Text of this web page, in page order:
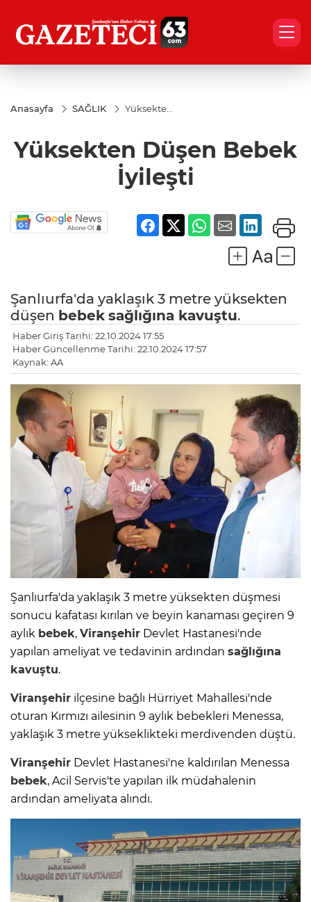
Anasayfa SAĞLIK
Yüksekten
İyileşti
Yüksekten Düşen Bebek
İyileşti
Şanlıurfa'da yaklaşık 3 metre yüksekten
düşen bebek sağlığına kavuştu.
Haber Giriş Tarihi: 22.10.2024 17:55
Haber Güncellenme Tarihi: 22.10.2024 17:57
Kaynak: AA
Şanlıurfa'da yaklaşık 3 metre yüksekten düşmesi
sonucu kafatası kırılan ve beyin kanaması geçiren 9
aylık bebek, Viranşehir Devlet Hastanesi'nde
yapılan ameliyat ve tedavinin ardından sağlığına
kavuştu.
Viranşehir ilçesine bağlı Hürriyet Mahallesi'nde
oturan Kırmızı ailesinin 9 aylık bebekleri Menessa,
yaklaşık 3 metre yükseklikteki merdivenden düştü.
Viranşehir Devlet Hastanesi'ne kaldırılan Menessa
bebek, Acil Servis'te yapılan ilk müdahalenin
ardından ameliyata alındı.